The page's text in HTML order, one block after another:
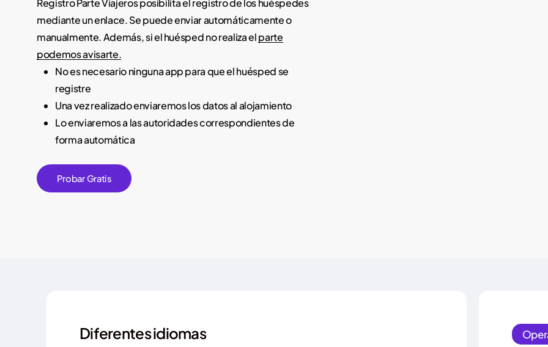
mediante un enlace. Se puede enviar automáticamente o
manualmente. Además, si el huésped no realiza elparte
podemos avisarte.
No es necesario ninguna app para que el huésped se
registre
Una vez realizado enviaremos los datos al alojamiento
Lo enviaremos a las autoridades correspondientes de
forma automática
Probar Gratis
Diferentes idiomas